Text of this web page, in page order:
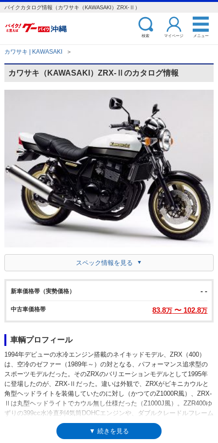
バイクカタログ情報（カワサキ（KAWASAKI）ZRX-Ⅱ）
検索 マイページ メニュー
カワサキ | KAWASAKI ＞
カワサキ（KAWASAKI）ZRX-Ⅱのカタログ情報
スペック情報を見る
新車価格帯（実勢価格） - -
中古車価格帯 83.8万 〜 102.8万
車輌プロフィール
1994年デビューの水冷エンジン搭載のネイキッドモデル、ZRX（400）
は、空冷のゼファー（1989年～）の対となる、パフォーマンス追求型の
スポーツモデルだった。そのZRXのバリエーションモデルとして1995年
に登場したのが、ZRX-Ⅱだった。違いは外観で、ZRXがビキニカウルと
角型ヘッドライトを装備していたのに対し（かつてのZ1000R風）、ZRX-
Ⅱは丸型ヘッドライトでカウル無し仕様だった（Z1000J風）。ZZR400ゆ
ずりの399cc水冷直列4気筒DOHCエンジンや、ダブルクレードルフレーム
などはZRXと同じで、ネイキッドらしいシンプルなスタイルを好む層に向
けられたモデルとしてのポジションにあった。初期型の登場以降、排出ガ
▼ 続きを見る